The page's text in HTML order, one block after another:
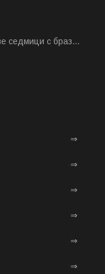
седмици с браз...
⇒
⇒
⇒
⇒
⇒
⇒